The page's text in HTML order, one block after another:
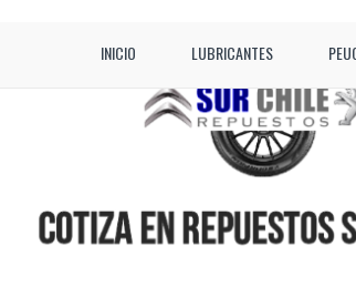
INICIO LUBRICANTES